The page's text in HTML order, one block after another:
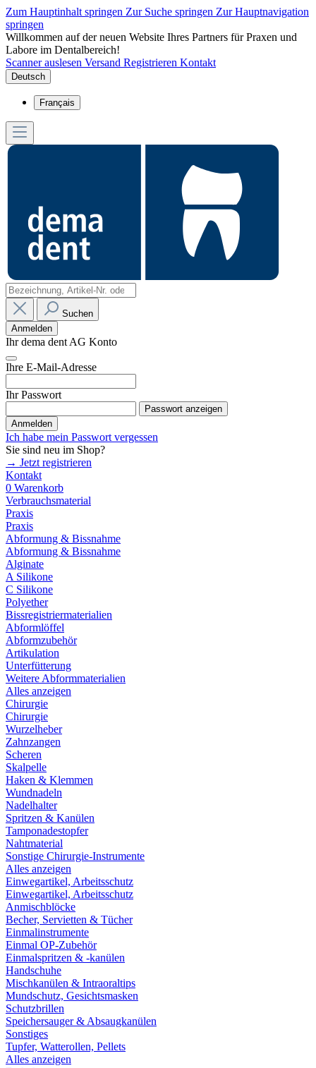
Zum Hauptinhalt springen Zur Suche springen Zur Hauptnavigation
springen
Willkommen auf der neuen Website Ihres Partners für Praxen und
Labore im Dentalbereich!
Scanner auslesen Versand Registrieren Kontakt
Deutsch
Français
Suchen
Anmelden
Ihr dema dent AG Konto
Ihre E-Mail-Adresse
Ihr Passwort
Passwort anzeigen
Anmelden
Ich habe mein Passwort vergessen
Sie sind neu im Shop?
→ Jetzt registrieren
Kontakt
0 Warenkorb
Verbrauchsmaterial
Praxis
Praxis
Abformung & Bissnahme
Abformung & Bissnahme
Alginate
A Silikone
C Silikone
Polyether
Bissregistriermaterialien
Abformlöffel
Abformzubehör
Artikulation
Unterfütterung
Weitere Abformmaterialien
Alles anzeigen
Chirurgie
Chirurgie
Wurzelheber
Zahnzangen
Scheren
Skalpelle
Haken & Klemmen
Wundnadeln
Nadelhalter
Spritzen & Kanülen
Tamponadestopfer
Nahtmaterial
Sonstige Chirurgie-Instrumente
Alles anzeigen
Einwegartikel, Arbeitsschutz
Einwegartikel, Arbeitsschutz
Anmischblöcke
Becher, Servietten & Tücher
Einmalinstrumente
Einmal OP-Zubehör
Einmalspritzen & -kanülen
Handschuhe
Mischkanülen & Intraoraltips
Mundschutz, Gesichtsmasken
Schutzbrillen
Speichersauger & Absaugkanülen
Sonstiges
Tupfer, Watterollen, Pellets
Alles anzeigen